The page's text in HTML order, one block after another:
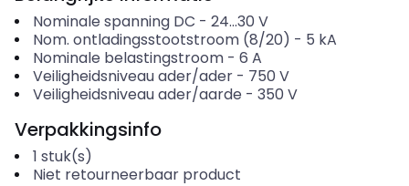
Nominale spanning DC - 24...30 V
Nom. ontladingsstootstroom (8/20) - 5 kA
Nominale belastingstroom- 6 A
Veiligheidsniveau ader/ader- 750 V
Veiligheidsniveau ader/aarde - 350 V
Verpakkingsinfo
1 stuk(s)
Niet retourneerbaar product